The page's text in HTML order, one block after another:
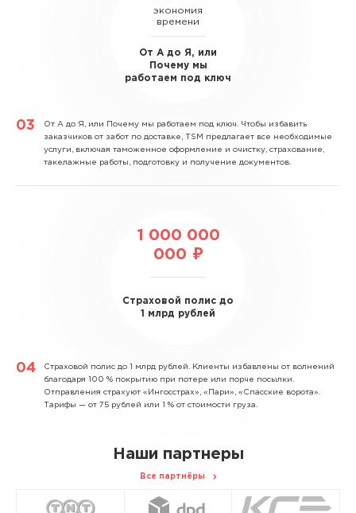
экономия
времени
От А до Я, или
Почему мы
работаем под ключ
От А до Я, или Почему мы работаем под ключ. Чтобы избавить
заказчиков от забот по доставке, TSM предлагает все необходимые
услуги, включая таможенное оформление и очистку, страхование,
такелажные работы, подготовку и получение документов.
1 000 000
000 ₽
Страховой полис до
1 млрд рублей
Страховой полис до 1 млрд рублей. Клиенты избавлены от волнений
благодаря 100 % покрытию при потере или порче посылки.
Отправления страхуют «Ингосстрах», «Пари», «Спасские ворота».
Тарифы — от 75 рублей или 1 % от стоимости груза.
Наши партнеры
Все партнёры